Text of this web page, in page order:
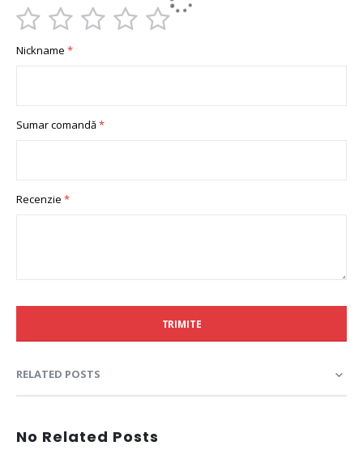
star
stars
stars
stars
stars
Nickname
Sumar comandă
Recenzie
TRIMITE
RELATED POSTS
No Related Posts